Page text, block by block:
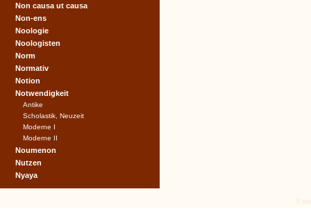
Non causa ut causa
Non-ens
Noologie
Noologisten
Norm
Normativ
Notion
Notwendigkeit
Antike
Scholastik, Neuzeit
Moderne I
Moderne II
Noumenon
Nutzen
Nyaya